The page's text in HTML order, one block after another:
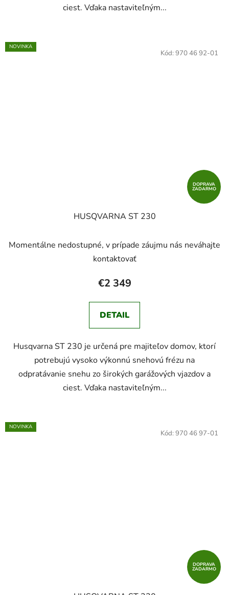
ciest. Vďaka nastaviteľným...
NOVINKA
DOPRAVA
ZADARMO
HUSQVARNA ST 230
Momentálne nedostupné, v prípade záujmu nás neváhajte
kontaktovať
€2 349
DETAIL
Husqvarna ST 230 je určená pre majiteľov domov, ktorí
potrebujú vysoko výkonnú snehovú frézu na
odpratávanie snehu zo širokých garážových vjazdov a
ciest. Vďaka nastaviteľným...
Kód: 970 46 92-01
NOVINKA
DOPRAVA
ZADARMO
Kód: 970 46 97-01